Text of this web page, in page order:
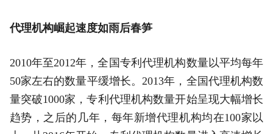
代理机构崛起速度如雨后春笋
2010年至2012年，全国专利代理机构数量以平均每年
50家左右的数量平缓增长。2013年，全国代理机构数
量突破1000家，专利代理机构数量开始呈现大幅增长
趋势，之后的几年，每年新增代理机构均在100家以